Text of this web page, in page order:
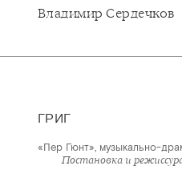
Владимир Сердечков
ГРИГ
«Пер Гюнт», музыкально-
Постановка и